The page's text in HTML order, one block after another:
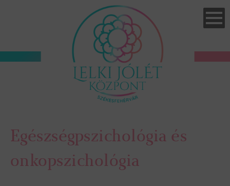
Egészségpszichológia és
onkopszichológia